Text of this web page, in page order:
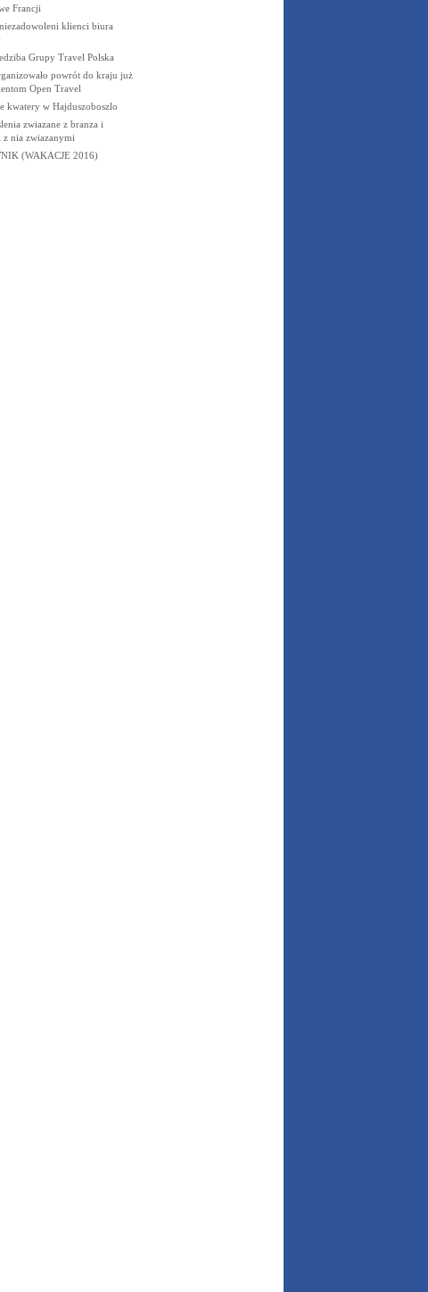
Francji
klienci biura
Grupy Travel Polska
powrót do kraju już
Open Travel
kwatery w Hajduszoboszlo
zwiazane z branza i
z nia zwiazanymi
(WAKACJE 2016)